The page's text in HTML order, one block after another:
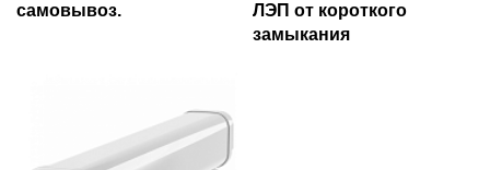
самовывоз.
ЛЭП от короткого
замыкания